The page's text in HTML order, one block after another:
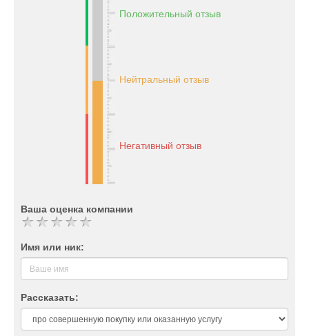
Положительный отзыв
Нейтральный отзыв
Негативный отзыв
Ваша оценка компании
Имя или ник:
Рассказать: